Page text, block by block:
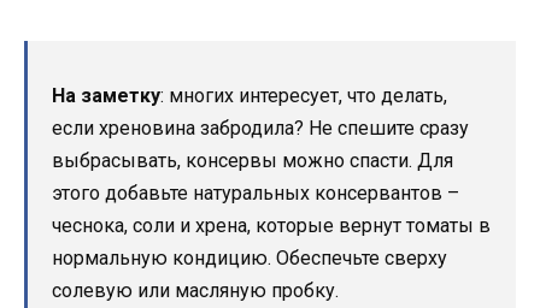
На заметку: многих интересует, что делать,
если хреновина забродила? Не спешите сразу
выбрасывать, консервы можно спасти. Для
этого добавьте натуральных консервантов –
чеснока, соли и хрена, которые вернут томаты в
нормальную кондицию. Обеспечьте сверху
солевую или масляную пробку.